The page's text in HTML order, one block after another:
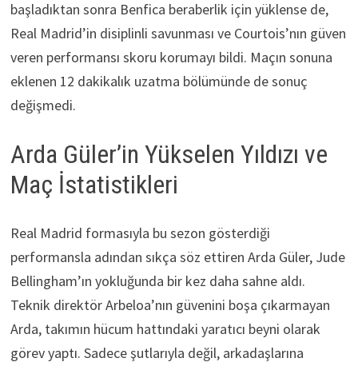
başladıktan sonra Benfica beraberlik için yüklense de,
Real Madrid’in disiplinli savunması ve Courtois’nın güven
veren performansı skoru korumayı bildi. Maçın sonuna
eklenen 12 dakikalık uzatma bölümünde de sonuç
değişmedi.
Arda Güler’in Yükselen Yıldızı ve
Maç İstatistikleri
Real Madrid formasıyla bu sezon gösterdiği
performansla adından sıkça söz ettiren Arda Güler, Jude
Bellingham’ın yokluğunda bir kez daha sahne aldı.
Teknik direktör Arbeloa’nın güvenini boşa çıkarmayan
Arda, takımın hücum hattındaki yaratıcı beyni olarak
görev yaptı. Sadece şutlarıyla değil, arkadaşlarına